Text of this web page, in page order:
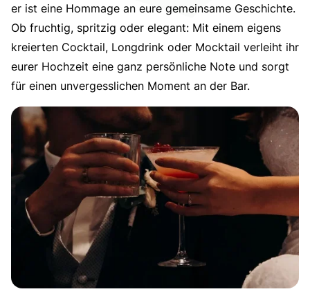
Ein Signature Drink ist weit mehr als nur ein Getränk –
er ist eine Hommage an eure gemeinsame Geschichte.
Ob fruchtig, spritzig oder elegant: Mit einem eigens
kreierten Cocktail, Longdrink oder Mocktail verleiht ihr
eurer Hochzeit eine ganz persönliche Note und sorgt
für einen unvergesslichen Moment an der Bar.